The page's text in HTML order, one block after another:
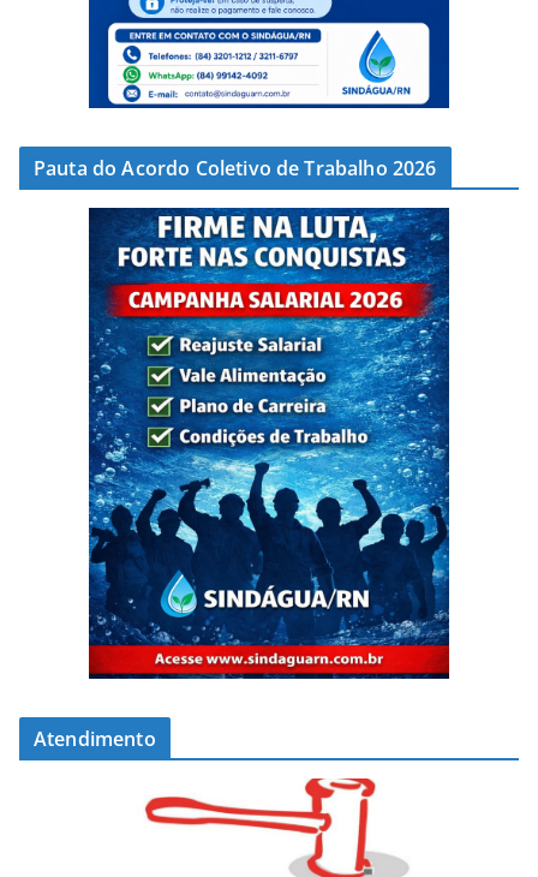
Pauta do Acordo Coletivo de Trabalho 2026
Atendimento